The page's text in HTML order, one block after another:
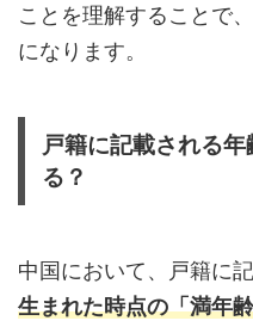
ことを理解することで
になります。
戸籍に記載される
る？
中国において、戸籍に
生まれた時点の「満年